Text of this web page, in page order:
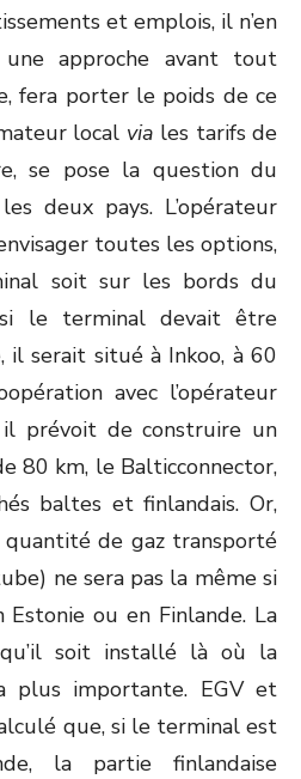
et emplois, il n’en
une approche avant tout
fera porter le poids de ce
local via les tarifs de
se pose la question du
deux pays. L’opérateur
toutes les options,
soit sur les bords du
le terminal devait être
il serait situé à Inkoo, à 60
avec l’opérateur
il prévoit de construire un
80 km, le Balticconnector,
baltes et finlandais. Or,
de gaz transporté
ne sera pas la même si
ou en Finlande. La
soit installé là où la
plus importante. EGV et
que, si le terminal est
la partie finlandaise